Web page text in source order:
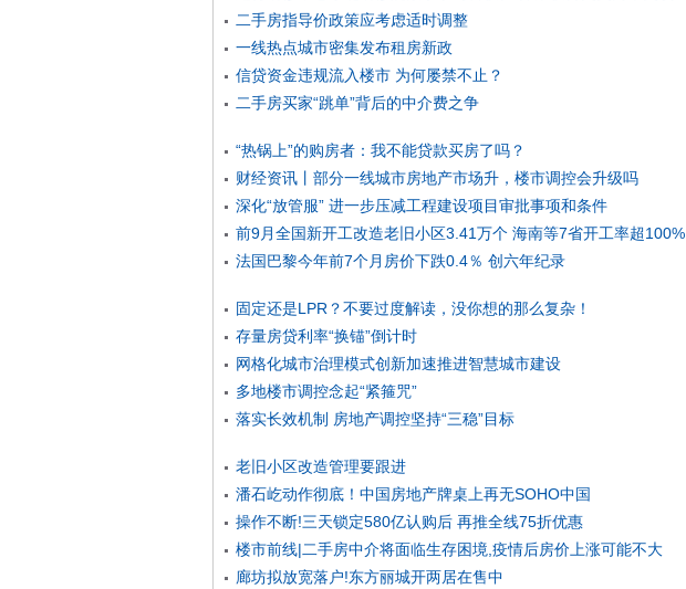
二手房指导价政策应考虑适时调整
一线热点城市密集发布租房新政
信贷资金违规流入楼市 为何屡禁不止？
二手房买家“跳单”背后的中介费之争
“热锅上”的购房者：我不能贷款买房了吗？
财经资讯丨部分一线城市房地产市场升，楼市调控会升级吗
深化“放管服” 进一步压减工程建设项目审批事项和条件
前9月全国新开工改造老旧小区3.41万个 海南等7省开工率超100%
法国巴黎今年前7个月房价下跌0.4％ 创六年纪录
固定还是LPR？不要过度解读，没你想的那么复杂！
存量房贷利率“换锚”倒计时
网格化城市治理模式创新加速推进智慧城市建设
多地楼市调控念起“紧箍咒”
落实长效机制 房地产调控坚持“三稳”目标
老旧小区改造管理要跟进
潘石屹动作彻底！中国房地产牌桌上再无SOHO中国
操作不断!三天锁定580亿认购后 再推全线75折优惠
楼市前线|二手房中介将面临生存困境,疫情后房价上涨可能不大
廊坊拟放宽落户!东方丽城开两居在售中